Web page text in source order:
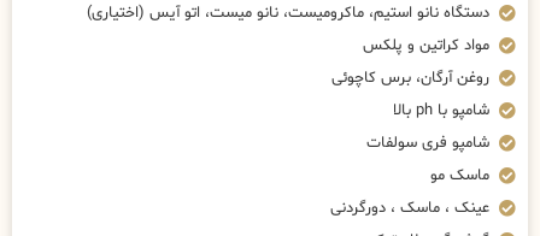
دستگاه نانو استیم، ماکرومیست، نانو میست، اتو آیس (اختیاری)
مواد کراتین و پلکس
روغن آرگان، برس کاچوئی
شامپو با ph بالا
شامپو فری سولفات
ماسک مو
عینک ، ماسک ، دورگردنی